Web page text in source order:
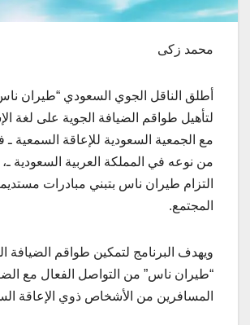
محمد زكى
أطلق الناقل الجوي السعودي “طيران
لتأهيل طواقم الضيافة الجوية على لغة
مع الجمعية السعودية للإعاقة السمعية ـ
من نوعه في المملكة العربية السعودية
التزام طيران ناس بتبني مبادرات
المجتمع.
ويهدف البرنامج لتمكين طواقم الضيافة
“طيران ناس” من التواصل الفعال مع
المسافرين من الأشخاص ذوي الإعاقة